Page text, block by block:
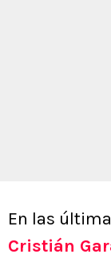
En las
Cristián